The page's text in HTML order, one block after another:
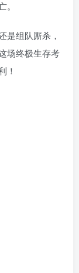
是组队厮杀，
场终极生存考
！